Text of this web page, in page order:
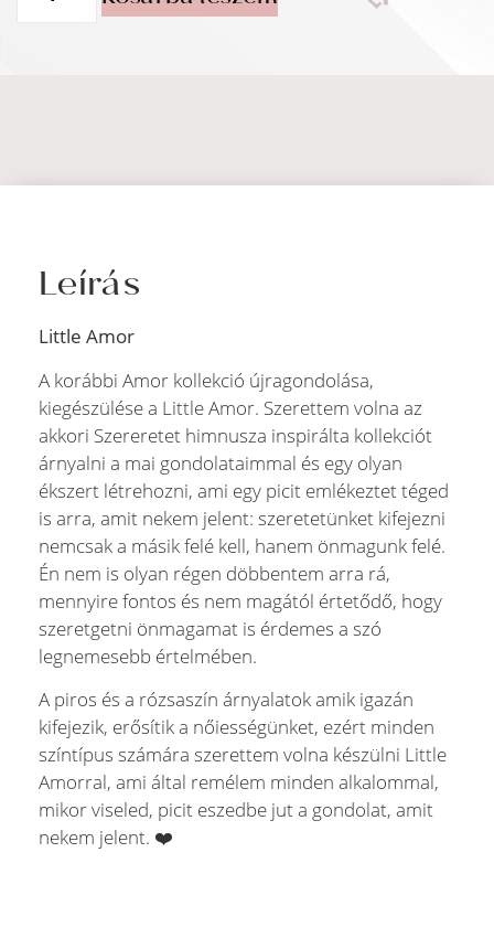
Leírás
Little Amor
A korábbi Amor kollekció újragondolása,
kiegészülése a Little Amor. Szerettem volna az
akkori Szereretet himnusza inspirálta kollekciót
árnyalni a mai gondolataimmal és egy olyan
ékszert létrehozni, ami egy picit emlékeztet téged
is arra, amit nekem jelent: szeretetünket kifejezni
nemcsak a másik felé kell, hanem önmagunk felé.
Én nem is olyan régen döbbentem arra rá,
mennyire fontos és nem magától értetődő, hogy
szeretgetni önmagamat is érdemes a szó
legnemesebb értelmében.
A piros és a rózsaszín árnyalatok amik igazán
kifejezik, erősítik a nőiességünket, ezért minden
színtípus számára szerettem volna készülni Little
Amorral, ami által remélem minden alkalommal,
mikor viseled, picit eszedbe jut a gondolat, amit
nekem jelent. ❤️